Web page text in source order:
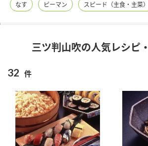
レシピ名特集
商品情報
商品カテゴリ
酢 調
新商品一覧
キャンペーン情報
なす ピーマン スピード（主食・主菜）
三ツ判山吹の人気レシピ
32 件